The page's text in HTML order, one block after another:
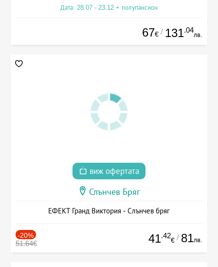
Дата: 28.07 - 23.12 + полупансион
67€ / 131.04
лв.
виж офертата
Слънчев Бряг
ЕФЕКТ Гранд Виктория - Слънчев бряг
-20%
51.64€ 41.42
€ / 81лв.